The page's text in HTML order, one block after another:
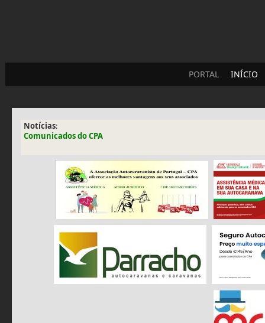
PORTAL INÍCIO
Notícias:
Comunicados do CPA